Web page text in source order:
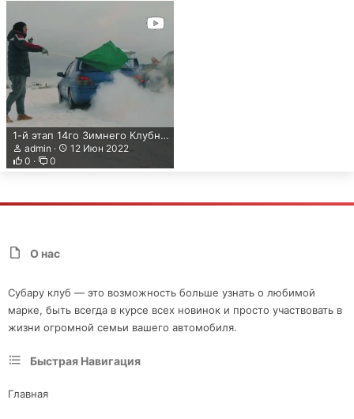
1-й этап 14го Зимнего Клубного чемпионата по ралли-спринту - Автодром ЦСКА | Forester Race Cup
admin
12 Июн 2022
0
0
О нас
Субару клуб — это возможность больше узнать о любимой
марке, быть всегда в курсе всех новинок и просто участвовать в
жизни огромной семьи вашего автомобиля.
Быстрая Навигация
Главная